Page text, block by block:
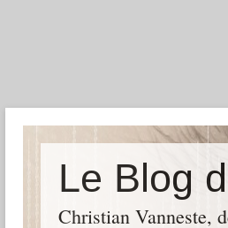
Christian Vanneste,